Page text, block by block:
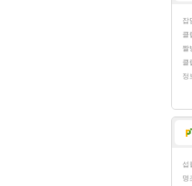
잡
클
짤
클
정
섭
명